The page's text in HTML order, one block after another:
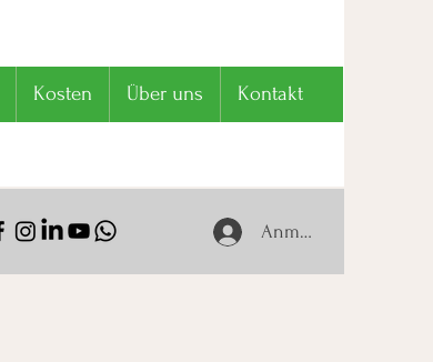
Kosten Über uns Kontakt
Anmelden